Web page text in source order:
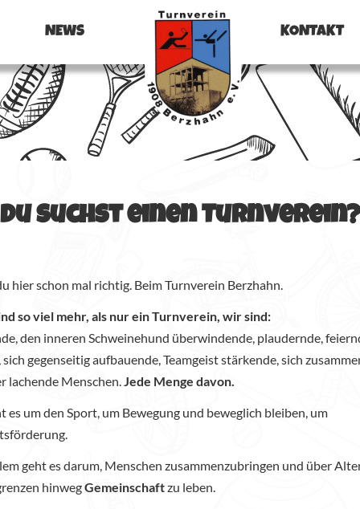
NEWS KONTAKT
Du suchst einen Turnverein?
hier schon mal richtig. Beim Turnverein Berzhahn.
so viel mehr, als nur ein Turnverein, wir sind:
den inneren Schweinehund überwindende, plaudernde,
gegenseitig aufbauende, Teamgeist stärkende, sich
lachende Menschen.Jede Menge davon.
es um den Sport, um Bewegung und beweglich bleiben, um
geht es darum, Menschen zusammenzubringen und über
hinwegGemeinschaftzu leben.